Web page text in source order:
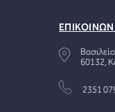
60132,
2351